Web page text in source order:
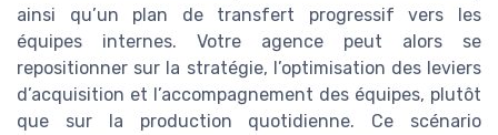
ainsi qu’un plan de transfert progressif vers les
équipes internes. Votre agence peut alors se
repositionner sur la stratégie, l’optimisation des leviers
d’acquisition et l’accompagnement des équipes, plutôt
que sur la production quotidienne. Ce scénario